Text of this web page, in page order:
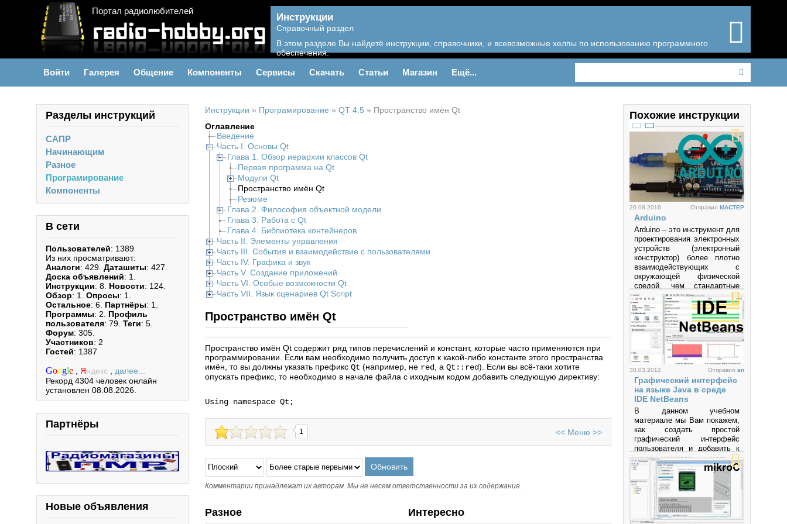
Портал радиолюбителей
Инструкции
Справочный раздел
В этом разделе Вы найдетё инструкции, справочники, и всевозможные хелпы по использованию программного
обеспечения.
Войти Галерея Общение Компоненты Сервисы Скачать Статьи Магазин Ещё...
Разделы инструкций
САПР
Начинающим
Разное
Програмирование
Компоненты
В сети
Пользователей: 1389
Из них просматривают:
Аналоги: 429. Даташиты: 427.
Доска объявлений: 1.
Инструкции: 8. Новости: 124.
Обзор: 1. Опросы: 1.
Остальное: 6. Партнёры: 1.
Программы: 2. Профиль
пользователя: 79. Теги: 5.
Форум: 305.
Участников: 2
Гостей: 1387
Google Яндекс
далее...
Рекорд 4304 человек онлайн
установлен 08.08.2026.
Партнёры
Новые объявления
Инструкции » Програмирование » QT 4.5 » Пространство имён Qt
Оглавление
Введение
Часть I. Основы Qt
Глава 1. Обзор иерархии классов Qt
Первая программа на Qt
Модули Qt
Пространство имён Qt
Резюме
Глава 2. Философия объектной модели
Глава 3. Работа с Qt
Глава 4. Библиотека контейнеров
Часть II. Элементы управления
Часть III. События и взаимодействие с пользователями
Часть IV. Графика и звук
Часть V. Создание приложений
Часть VI. Особые возможности Qt
Часть VII. Язык сценариев Qt Script
Пространство имён Qt
Пространство имён Qt содержит ряд типов перечислений и констант, которые часто применяются при
программировании. Если вам необходимо получить доступ к какой-либо константе этого пространства
имён, то вы должны указать префикс Qt (например, не red , а Qt::red). Если вы всё-таки хотите
опускать префикс, то необходимо в начале файла с иходным кодом добавить следующую директиву:
Using namespace Qt;
1 << Меню >>
Комментарии принадлежат их авторам. Мы не несем ответственности за их содержание.
Разное Интересно
Похожие инструкции
20.08.2016 Отправил MACTEP
Arduino
Arduino – это инструмент для
проектирования электронных
устройств (электронный
конструктор) более плотно
взаимодействующих с
окружающей физической
средой, чем стандартные
персональные компьютеры,
которые фактически не
выходят за рамки
виртуальности. Это
платформа,
предназначенная для
«physical computing» с
открытым программным
кодом, построенная на
простой печатной плате с
современной средой для
написания программного
обеспечения.
Просмотров: 598007
30.03.2012 Отправил an
Графический интерфейс
на языке Java в среде
IDE NetBeans
В данном учебном
материале мы Вам покажем,
как создать простой
графический интерфейс
пользователя и добавить к
нему несложной
функциональности.
Просмотров: 64708